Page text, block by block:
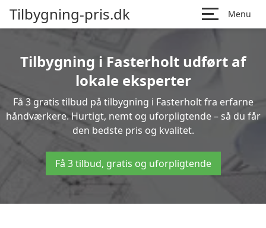
Tilbygning-pris.dk Menu
Tilbygning i Fasterholt udført af
lokale eksperter
Få 3 gratis tilbud på tilbygning i Fasterholt fra erfarne
håndværkere. Hurtigt, nemt og uforpligtende – så du får
den bedste pris og kvalitet.
Få 3 tilbud, gratis og uforpligtende